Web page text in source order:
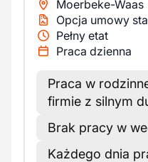
Moerbeke-Waas
Opcja umowy
Pełny etat
Praca dzienna
Praca w
firmie z silnym
Brak pracy w
Każdego dnia